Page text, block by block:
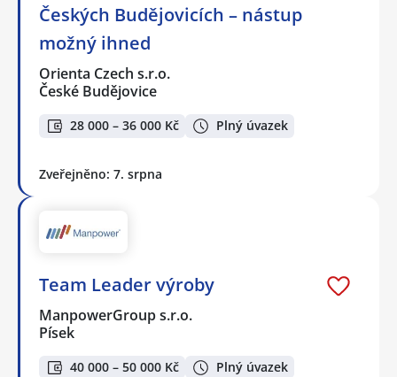
Českých Budějovicích – nástup
možný ihned
Orienta Czech s.r.o.
České Budějovice
28 000 – 36 000 Kč Plný úvazek
Zveřejněno: 7. srpna
Team Leader výroby
ManpowerGroup s.r.o.
Písek
40 000 – 50 000 Kč Plný úvazek